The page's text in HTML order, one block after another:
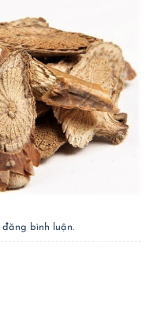
đăng bình luận.